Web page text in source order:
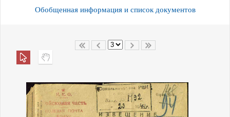
Обобщенная информация и список документов